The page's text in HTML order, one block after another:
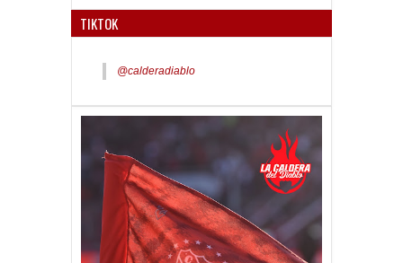
TIKTOK
@calderadiablo